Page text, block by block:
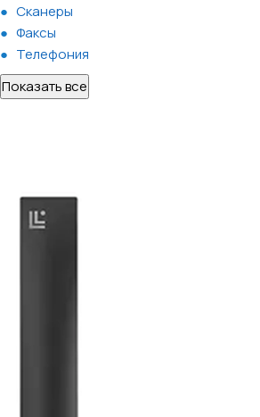
Сканеры
Факсы
Телефония
Показать все